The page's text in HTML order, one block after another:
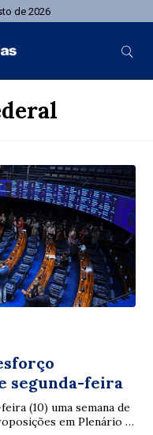
de 2026
segunda-feira
(10) uma semana de
em Plenário e